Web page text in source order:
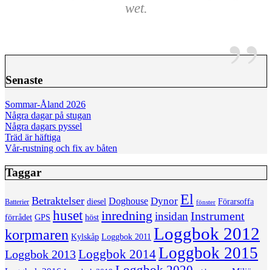
wet.
Senaste
Sommar-Åland 2026
Några dagar på stugan
Några dagars pyssel
Träd är häftiga
Vår-rustning och fix av båten
Taggar
Batterier Betraktelser diesel Doghouse Dynor El fönster Förarsoffa
förrådet GPS huset höst inredning insidan Instrument
korpmaren Kylskåp Loggbok 2011 Loggbok 2012
Loggbok 2013Loggbok 2014Loggbok 2015